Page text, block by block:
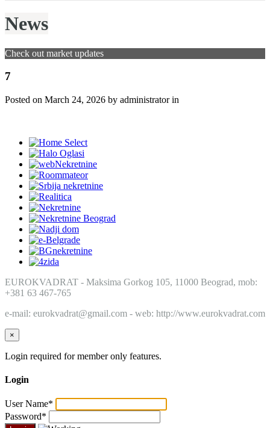
News
Check out market updates
7
Posted on March 24, 2026 by administrator in
EUROKVADRAT - Maksima Gorkog 105, 11000 Beograd, mob:
+381 63 467-765
e-mail: eurokvadrat@gmail.com - web: http://www.eurokvadrat.com
×
Login required for member only features.
Login
User Name*
Password*